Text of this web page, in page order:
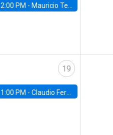
2:00 PM - Mauricio Tejada, UDP
19
1:00 PM - Claudio Ferraz, British Columbia